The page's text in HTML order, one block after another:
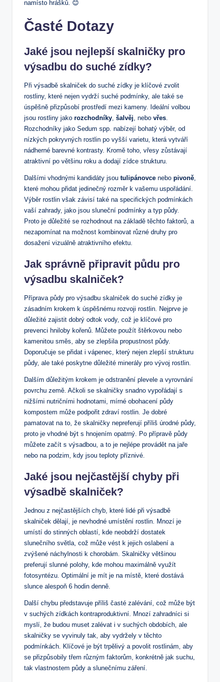
namísto hrášků. 😊
Časté Dotazy
Jaké jsou nejlepší skalničky pro
výsadbu do suché zídky?
Při výsadbě skalniček do suché ‌zídky je klíčové zvolit
rostliny, které nejen vydrží suché podmínky, ale také se
úspěšně přizpůsobí prostředí mezi kameny. Ideální volbou
jsou rostliny jako rozchodníky šalvěj ,⁢ nebo vřes
Rozchodníky jako ⁣Sedum spp. nabízejí bohatý výběr, od
nízkých pokryvných rostlin po vyšší varietu, která vytváří
nádherné​ barevné ⁣kontrasty. Kromě toho, vřesy zůstávají
atraktivní po většinu roku a dodají zídce ⁤strukturu.
Dalšími vhodnými kandidáty jsou tulipánovce nebo pivoně
které mohou přidat jedinečný rozměr k vašemu ⁣uspořádání.
Výběr rostlin však závisí také na specifických podmínkách
vaší zahrady, jako jsou sluneční podmínky a typ půdy.
Proto je důležité se rozhodnout na základě‍ těchto faktorů, a‌
nezapomínat na možnost kombinovat různé ⁤druhy pro
dosažení vizuálně atraktivního‌ efektu.
Jak správně připravit půdu pro
‌výsadbu skalniček?
Příprava půdy⁢ pro výsadbu skalniček do suché zídky⁣ je
zásadním krokem k úspěšnému rozvoji rostlin. Nejprve je
důležité zajistit dobrý odtok vody, což je klíčové pro
prevenci hniloby kořenů. Můžete použít štěrkovou nebo
kamenitou ​směs, aby se zlepšila propustnost půdy.
Doporučuje se⁤ přidat i vápenec, který nejen zlepší strukturu
‍půdy, ale také poskytne důležité minerály pro vývoj rostlin.
Dalším důležitým⁢ krokem je odstranění plevele a vyrovnání
povrchu země. Ačkoli se skalničky snadno vypořádají s
nižšími nutričními ​hodnotami, mírné obohacení půdy
kompostem může podpořit⁤ zdraví rostlin. ⁤Je⁢ dobré
pamatovat na to, že skalničky nepreferují příliš úrodné půdy,
proto je vhodné být s hnojením opatrný. Po přípravě půdy
můžete⁤ začít s výsadbou, a to je nejlépe ⁤provádět na jaře
nebo na podzim, ⁢kdy jsou teploty příznivé.
Jaké jsou nejčastější chyby⁣ při
výsadbě skalniček?
Jednou z nejčastějších chyb, které lidé při výsadbě
skalniček dělají, je ‌nevhodné umístění rostlin. Mnozí je
umístí do stinných oblastí, kde neobdrží dostatek
slunečního světla, což může vést k jejich oslabení a
zvýšené náchylnosti k chorobám. Skalničky většinou
preferují slunné polohy, kde mohou maximálně využít
fotosyntézu. Optimální je mít je na ‍místě, které dostává
‌slunce alespoň 6 hodin denně.
Další chybu představuje příliš časté zalévání, což může být
v suchých zídkách kontraproduktivní.‍ Mnozí zahradníci si
‍myslí, že budou muset zalévat i v suchých obdobích, ale
skalničky ‌se vyvinuly tak, ⁣aby vydržely v těchto
podmínkách. Klíčové je být​ trpělivý a povolit rostlinám, aby
se přizpůsobily třem různým faktorům, konkrétně jak⁤ suchu,
tak vlastnostem půdy a slunečnímu⁢ záření.